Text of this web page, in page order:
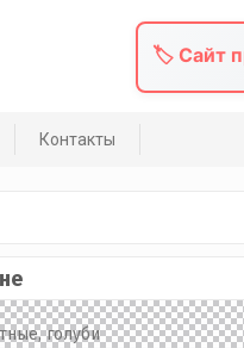
🏷️ Сайт
Контакты